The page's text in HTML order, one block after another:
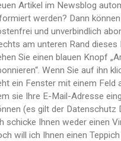
Artikel im Newsblog
werden? Dann können
und unverbindlich
am unteren Rand dieses
Sie einen blauen Knopf
Wenn Sie auf ihn
ein Fenster mit einem Feld
sie Ihre E-Mail-Adresse
(es gilt der Datenschutz
schicke Ihnen weder einen
will ich Ihnen einen Teppich